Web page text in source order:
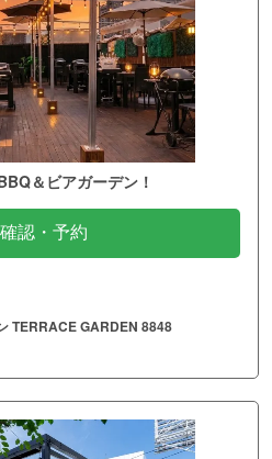
＆ビアガーデン！
認・予約
TERRACE GARDEN 8848